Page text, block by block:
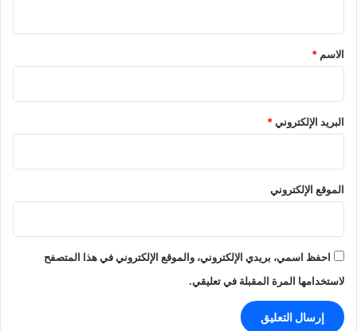
*
الاسم *
البريد الإلكتروني*
الموقع الإلكتروني
احفظ اسمي، بريدي الإلكتروني، والموقع الإلكتروني في هذا المتصفح
لاستخدامها المرة المقبلة في تعليقي.